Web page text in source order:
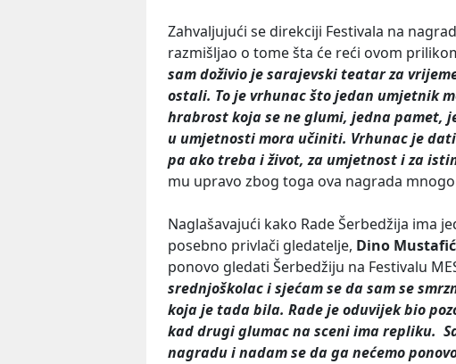
Zahvaljujući se direkciji Festivala na
razmišljao o tome šta će reći ovom
sam doživio je sarajevski teatar za
ostali. To je vrhunac što jedan umjetnik
hrabrost koja se ne glumi, jedna pamet,
u umjetnosti mora učiniti. Vrhunac je
pa ako treba i život, za umjetnost i za
mu upravo zbog toga ova nagrada
Naglašavajući kako Rade Šerbedžija ima
posebno privlači gledatelje, Dino Mustafić
ponovo gledati Šerbedžiju na Festivalu
srednjoškolac i sjećam se da sam se
koja je tada bila. Rade je oduvijek bio
kad drugi glumac na sceni ima repliku.
nagradu i nadam se da ga nećemo